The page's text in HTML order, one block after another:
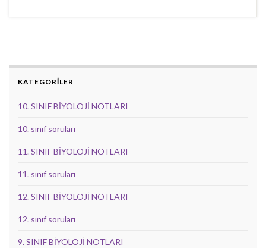
KATEGORİLER
10. SINIF BİYOLOJİ NOTLARI
10. sınıf soruları
11. SINIF BİYOLOJİ NOTLARI
11. sınıf soruları
12. SINIF BİYOLOJİ NOTLARI
12. sınıf soruları
9. SINIF BİYOLOJİ NOTLARI